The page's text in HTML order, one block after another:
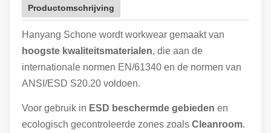
Productomschrijving
Hanyang Schone wordt workwear gemaakt van
hoogste kwaliteitsmaterialen, die aan de
internationale normen EN/61340 en de normen van
ANSI/ESD S20.20 voldoen.
Voor gebruik in ESD beschermde gebieden en
ecologisch gecontroleerde zones zoals Cleanroom.